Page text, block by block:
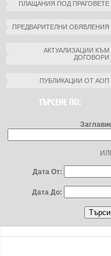
ПЛАЩАНИЯ ПОД ПРАГОВЕТЕ
ПРЕДВАРИТЕЛНИ ОБЯВЛЕНИЯ
АКТУАЛИЗАЦИИ КЪМ
ДОГОВОРИ
ПУБЛИКАЦИИ ОТ АОП
ТЪРСЕНЕ ПО:
Дата От:
Дата До: